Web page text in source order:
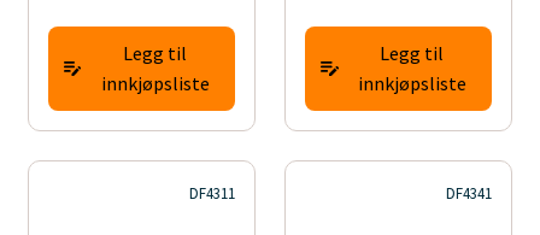
Legg til
innkjøpsliste
Legg til
innkjøpsliste
DF4311 DF4341